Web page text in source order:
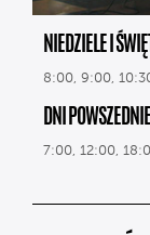
NIEDZIELE I
8:00, 9:00,
DNI POWSZEDNIE
7:00, 12:00,